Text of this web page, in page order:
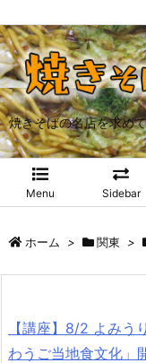
焼きそばの名店を求め
Menu Sidebar
ホーム > 関東 >
【講座】8/2 よみう
わうご当地食文化」